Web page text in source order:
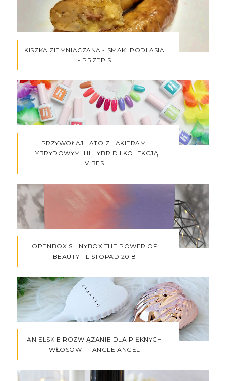
KISZKA ZIEMNIACZANA - SMAKI PODLASIA
- PRZEPIS
PRZYWOŁAJ LATO Z LAKIERAMI
HYBRYDOWYMI HI HYBRID I KOLEKCJĄ
VIBES
OPENBOX SHINYBOX THE POWER OF
BEAUTY - LISTOPAD 2018
ANIELSKIE ROZWIĄZANIE DLA PIĘKNYCH
WŁOSÓW - TANGLE ANGEL